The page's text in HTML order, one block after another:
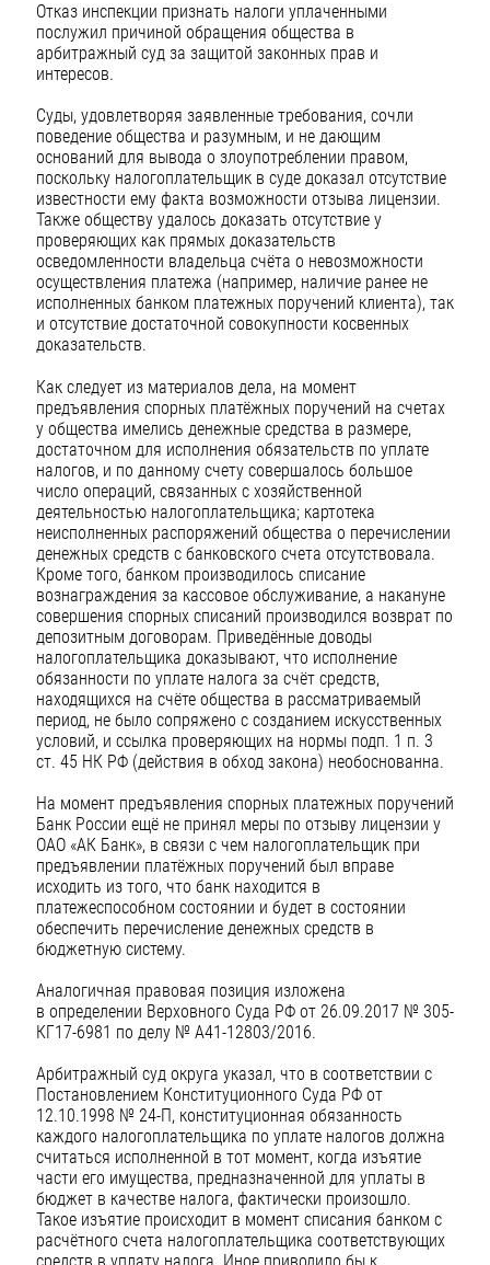
Отказ инспекции признать налоги уплаченными
послужил причиной обращения общества в
арбитражный суд за защитой законных прав и
интересов.
Суды, удовлетворяя заявленные требования, сочли
поведение общества и разумным, и не дающим
оснований для вывода о злоупотреблении правом,
поскольку налогоплательщик в суде доказал отсутствие
известности ему факта возможности отзыва лицензии.
Также обществу удалось доказать отсутствие у
проверяющих как прямых доказательств
осведомленности владельца счёта о невозможности
осуществления платежа (например, наличие ранее не
исполненных банком платежных поручений клиента), так
и отсутствие достаточной совокупности косвенных
доказательств.
Как следует из материалов дела, на момент
предъявления спорных платёжных поручений на счетах
у общества имелись денежные средства в размере,
достаточном для исполнения обязательств по уплате
налогов, и по данному счету совершалось большое
число операций, связанных с хозяйственной
деятельностью налогоплательщика; картотека
неисполненных распоряжений общества о перечислении
денежных средств с банковского счета отсутствовала.
Кроме того, банком производилось списание
вознаграждения за кассовое обслуживание, а накануне
совершения спорных списаний производился возврат по
депозитным договорам. Приведённые доводы
налогоплательщика доказывают, что исполнение
обязанности по уплате налога за счёт средств,
находящихся на счёте общества в рассматриваемый
период, не было сопряжено с созданием искусственных
условий, и ссылка проверяющих на нормы подп. 1 п. 3
ст. 45 НК РФ (действия в обход закона) необоснованна.
На момент предъявления спорных платежных поручений
Банк России ещё не принял меры по отзыву лицензии у
ОАО «АК Банк», в связи с чем налогоплательщик при
предъявлении платёжных поручений был вправе
исходить из того, что банк находится в
платежеспособном состоянии и будет в состоянии
обеспечить перечисление денежных средств в
бюджетную систему.
Аналогичная правовая позиция изложена
в определении Верховного Суда РФ от 26.09.2017 № 305-
КГ17-6981 по делу № А41-12803/2016.
Арбитражный суд округа указал, что в соответствии с
Постановлением Конституционного Суда РФ от
12.10.1998 № 24-П, конституционная обязанность
каждого налогоплательщика по уплате налогов должна
считаться исполненной в тот момент, когда изъятие
части его имущества, предназначенной для уплаты в
бюджет в качестве налога, фактически произошло.
Такое изъятие происходит в момент списания банком с
расчётного счета налогоплательщика соответствующих